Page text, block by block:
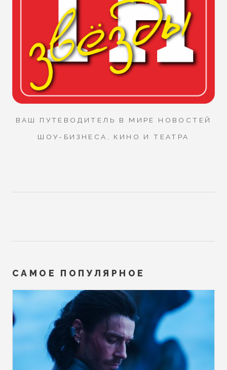
ВАШ ПУТЕВОДИТЕЛЬ В МИРЕ НОВОСТЕЙ
ШОУ-БИЗНЕСА, КИНО И ТЕАТРА
САМОЕ ПОПУЛЯРНОЕ